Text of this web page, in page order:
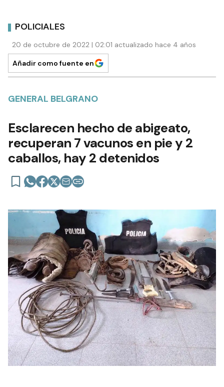
POLICIALES
20 de octubre de 2022 | 02:01 actualizado hace 4 años
Añadir como fuente en
GENERAL BELGRANO
Esclarecen hecho de abigeato,
recuperan 7 vacunos en pie y 2
caballos, hay 2 detenidos